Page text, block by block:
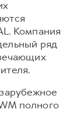
Компания
ряд
полного